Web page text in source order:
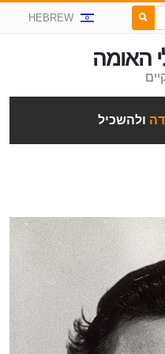
HEBREW
האומה
ולהשכיל